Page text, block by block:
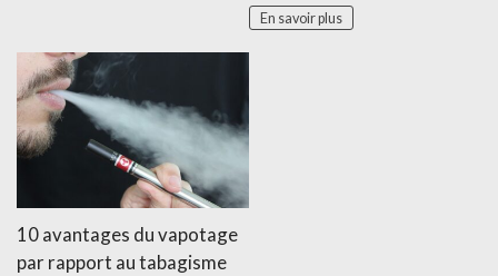
En savoir plus
10 avantages du vapotage
par rapport au tabagisme